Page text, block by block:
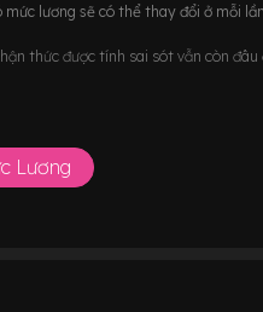
lương sẽ có thể thay đổi ở mỗi
thức được tính sai sót vẫn còn
Lương